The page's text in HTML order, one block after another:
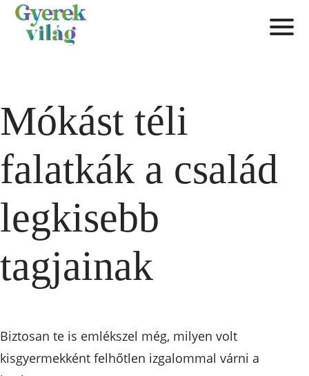
Mókást téli
falatkák a család
legkisebb
tagjainak
Biztosan te is emlékszel még, milyen volt
kisgyermekként felhőtlen izgalommal várni a